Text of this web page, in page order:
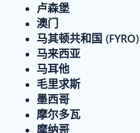
卢森堡
澳门
马其顿共和国 (FYRO)
马来西亚
马耳他
毛里求斯
墨西哥
摩尔多瓦
摩纳哥